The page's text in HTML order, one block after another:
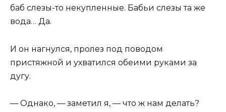
баб слезы-то некупленные. Бабьи слезы та же
вода… Да.
И он нагнулся, пролез под поводом
пристяжной и ухватился обеими руками за
дугу.
— Однако, — заметил я, — что ж нам делать?